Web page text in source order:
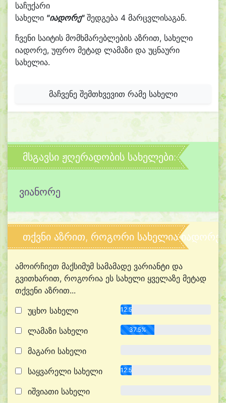
საჩუქარი
სახელი "იადორე"შედგება 4 მარცვლისაგან.
ჩვენი საიტის მომხმარებლების აზრით, სახელი
იადორე, უფრო მეტად ლამაზი და უცნაური
სახელია.
მაჩვენე შემთხვევით რამე სახელი
მსგავსი ჟღერადობის სახელები:
ვიანორე
თქვნი აზრით, როგორი სახელია იადორე?
ამოირჩიეთ მაქსიმუმ სამამადე ვარიანტი და
გვითხარით, როგორია ეს სახელი ყველაზე მეტად
თქვენი აზრით...
უცხო სახელი
12.5%
ლამაზი სახელი 37.5%
მაგარი სახელი
საყვარელი სახელი 12.5%
იშვიათი სახელი